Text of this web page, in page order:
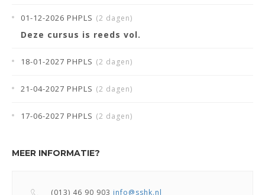
01-12-2026 PHPLS (2 dagen)
Deze cursus is reeds vol.
18-01-2027 PHPLS (2 dagen)
21-04-2027 PHPLS (2 dagen)
17-06-2027 PHPLS (2 dagen)
MEER INFORMATIE?
(013) 46 90 903 info@sshk.nl